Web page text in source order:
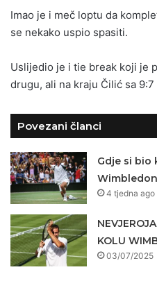
Imao je i meč loptu da
se nekako uspio spasiti.
Uslijedio je i tie break koji je
drugu, ali na kraju Čilić sa
Povezani članci
Gdje si bio
4 tjedna ago
KOLU
03/07/2025